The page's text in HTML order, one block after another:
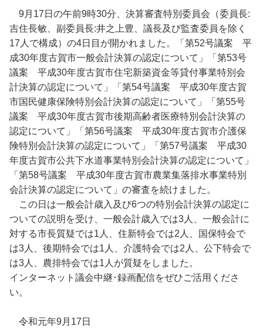
9月17日の午前9時30分、決算審査特別委員会（委員長:
吉住長敏、副委員長:井之上豊、議長及び監査委員を除く
17人で構成）の4日目が開かれました。「第52号議案 平
成30年度古賀市一般会計決算の認定について」「第53号
議案 平成30年度古賀市住宅新築資金等貸付事業特別会
計決算の認定について」「第54号議案 平成30年度古賀
市国民健康保険特別会計決算の認定について」「第55号
議案 平成30年度古賀市後期高齢者医療特別会計決算の
認定について」「第56号議案 平成30年度古賀市介護保
険特別会計決算の認定について」「第57号議案 平成30
年度古賀市公共下水道事業特別会計決算の認定について」
「第58号議案 平成30年度古賀市農業集落排水事業特別
会計決算の認定について」の審査を続けました。
この日は一般会計歳入及び6つの特別会計決算の認定に
ついての説明を受け、一般会計歳入では3人、一般会計に
対する市長質疑では1人、住新特会では2人、国保特会で
は3人、後期特会では1人、介護特会では2人、公下特会で
は3人、農排特会では1人が質疑をしました。
インターネット議会中継･録画配信をぜひご活用くださ
い。
令和元年9月17日